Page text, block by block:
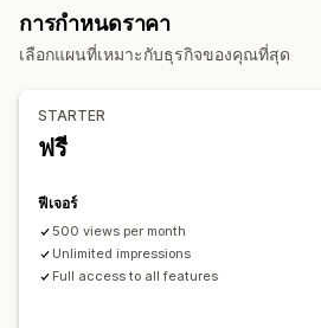
การปรับแต่ง
โปรแกรมเล่นวิดีโอ
การเปลี่ยนรูปแบบตามการแสดงผลบนมือถือ
ตัวเลือกการแสดงผล
ฟีดที่สามารถซื้อสินค้าได้
การวิเคราะห์
การติดตามการมีส่วนร่วม
การกำหนดราคา
เลือกแผนที่เหมาะกับธุรกิจของคุณที่สุด
STARTER
ฟรี
ฟีเจอร์
500 views per month
Unlimited impressions
Full access to all features